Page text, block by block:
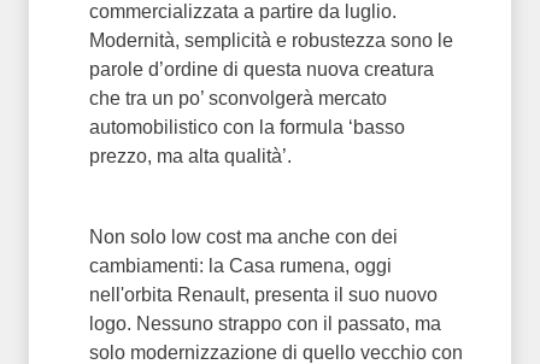
commercializzata a partire da luglio.
Modernità, semplicità e robustezza sono le
parole d’ordine di questa nuova creatura
che tra un po’ sconvolgerà mercato
automobilistico con la formula ‘basso
prezzo, ma alta qualità’.
Non solo low cost ma anche con dei
cambiamenti: la Casa rumena, oggi
nell'orbita Renault, presenta il suo nuovo
logo. Nessuno strappo con il passato, ma
solo modernizzazione di quello vecchio con